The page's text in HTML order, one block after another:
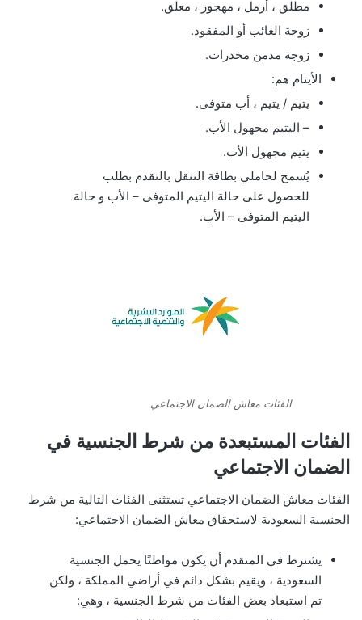
مطلق ، أرمل ، مهجور ، معلق.
زوجة الغائب أو المفقود.
زوجة مدمن مخدرات.
الأيتام هم:
يتيم / يتيم ، أب متوفى.
– اليتيم مجهول الأب.
يتيم مجهول الأب.
يُسمح لحاملي بطاقة التنقل بالتقدم بطلب
للحصول على حالة اليتيم المتوفى – الأب و حالة
اليتيم المتوفى – الأب.
الفئات معاش الضمان الاجتماعي
الفئات المستبعدة من شرط الجنسية في
الضمان الاجتماعي
الفئات معاش الضمان الاجتماعي تستثنى الفئات التالية من شرط
الجنسية السعودية لاستحقاق معاش الضمان الاجتماعي:
يشترط في المتقدم أن يكون مواطنًا يحمل الجنسية
السعودية ، ويقيم بشكل دائم في أراضي المملكة ، ولكن
تم استبعاد بعض الفئات من شرط الجنسية ، وهي: